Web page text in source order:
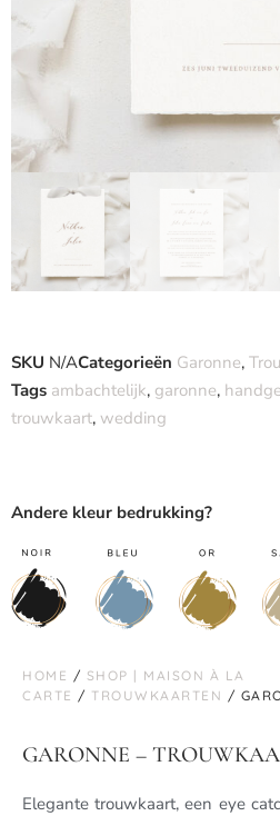
SKU N/ACategorieën Garonne,
Tags ambachtelijk, garonne,
trouwkaart, wedding
Andere kleur bedrukking?
HOME / SHOP | MAISON À LA
CARTE / TROUWKAARTEN /
GARONNE –
Elegante trouwkaart, een eye